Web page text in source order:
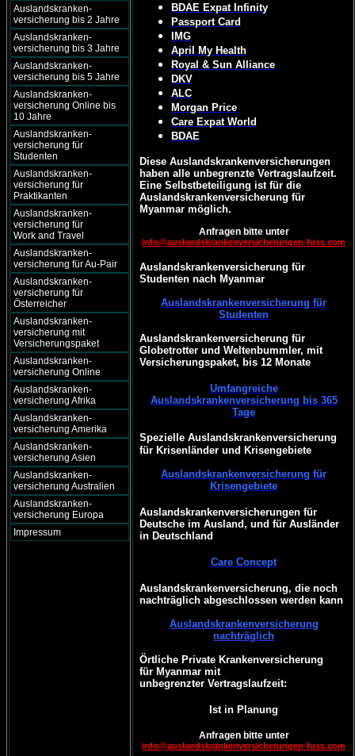
Auslandskranken-
versicherung bis 2 Jahre
Auslandskranken-
versicherung bis 3 Jahre
Auslandskranken-
versicherung bis 5 Jahre
Auslandskranken-
versicherung Online bis
10 Jahre
Auslandskranken-
versicherung für
Studenten
Auslandskranken-
versicherung für
Praktikanten
Auslandskranken-
versicherung für
Work and Travel
Auslandskranken-
versicherung für Au-Pair
Auslandskranken-
versicherung für
Österreicher
Auslandskranken-
versicherung mit
Versicherungspaket
Auslandskranken-
versicherung Online
Auslandskranken-
versicherung Afrika
Auslandskranken-
versicherung Amerika
Auslandskranken-
versicherung Asien
Auslandskranken-
versicherung Australien
Auslandskranken-
versicherung Europa
Impressum
BDAE Expat Infinity
Passport Card
IMG
April My Health
Royal & Sun Alliance
DKV
ALC
Morgan Price
Care Expat World
BDAE
Diese Auslandskrankenversicherungen
haben alle unbegrenzte Vertragslaufzeit.
Eine Selbstbeteiligung ist für die
Auslandskrankenversicherung für
Myanmar möglich.
Anfragen bitte unter
info@auslandskrankenversicherungen-fuss.com
Auslandskrankenversicherung für
Studenten nach Myanmar
Auslandskrankenversicherung für
Studenten
Auslandskrankenversicherung für
Globetrotter und Weltenbummler, mit
Versicherungspaket, bis 12 Monate
Umfangreiche
Auslandskrankenversicherung bis 365
Tage
Spezielle Auslandskrankenversicherung
für Krisenländer und Krisengebiete
Auslandskrankenversicherung für
Krisengebiete
Auslandskrankenversicherungen für
Deutsche im Ausland, und für Ausländer
in Deutschland
Care Concept
Auslandskrankenversicherung, die noch
nachträglich abgeschlossen werden kann
Auslandskrankenversicherung
nachträglich
Örtliche Private Krankenversicherung
für Myanmar mit
unbegrenzter Vertragslaufzeit:
Ist in Planung
Anfragen bitte unter
info@auslandskrankenversicherungen-fuss.com